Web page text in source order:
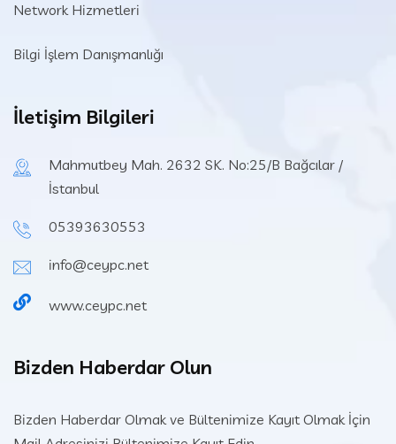
Network Hizmetleri
Bilgi İşlem Danışmanlığı
İletişim Bilgileri
Mahmutbey Mah. 2632 SK. No:25/B Bağcılar /
İstanbul
05393630553
info@ceypc.net
www.ceypc.net
Bizden Haberdar Olun
Bizden Haberdar Olmak ve Bültenimize Kayıt Olmak İçin